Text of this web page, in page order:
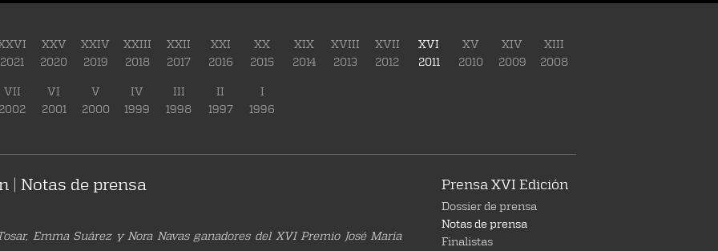
2021
XXV
2020
XXIV
2019
XXIII
2018
XXII
2017
XXI
2016
XX
2015
XIX
2014
XVIII
2013
XVII
2012
XVI
2011
XV
2010
XIV
2009
XIII
2008
VII
2002
VI
2001
V
2000
IV
1999
III
1998
II
1997
I
1996
Prensa XVI Edición
Dossier de prensa
Notas de prensa
Finalistas
| Notas de prensa
Emma Suárez y Nora Navas ganadores del XVI Premio José María